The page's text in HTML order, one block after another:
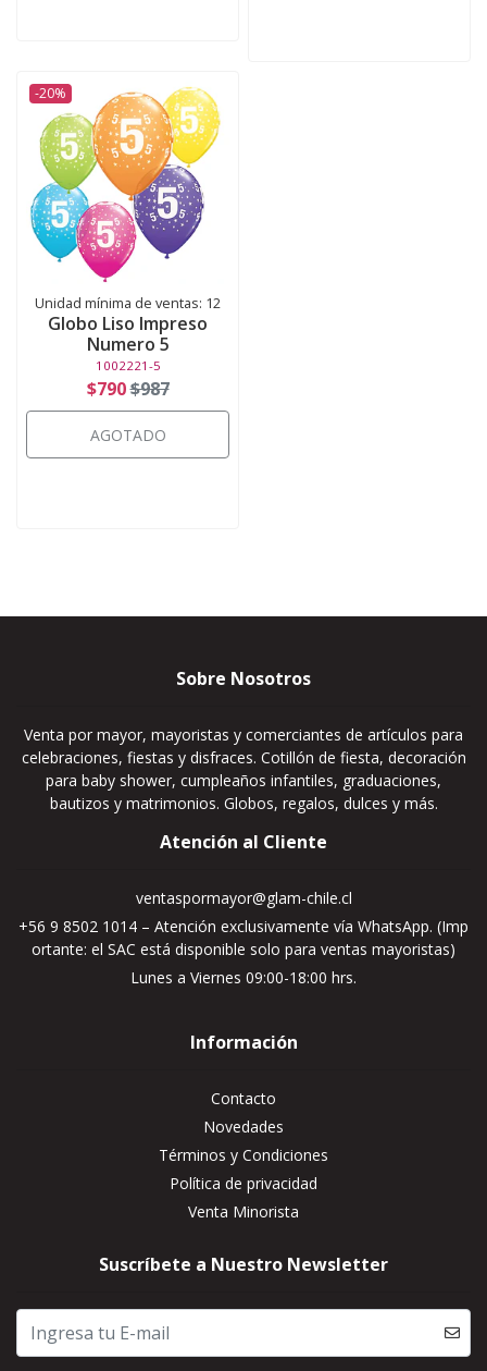
-20%
Unidad mínima de ventas: 12
Globo Liso Impreso
Numero 5
1002221-5
$790$987
AGOTADO
Sobre Nosotros
Venta por mayor, mayoristas y comerciantes de artículos para
celebraciones, fiestas y disfraces. Cotillón de fiesta, decoración
para baby shower, cumpleaños infantiles, graduaciones,
bautizos y matrimonios. Globos, regalos, dulces y más.
Atención al Cliente
ventaspormayor@glam-chile.cl
+56 9 8502 1014 – Atención exclusivamente vía WhatsApp. (Imp
ortante: el SAC está disponible solo para ventas mayoristas)
Lunes a Viernes 09:00-18:00 hrs.
Información
Contacto
Novedades
Términos y Condiciones
Política de privacidad
Venta Minorista
Suscríbete a Nuestro Newsletter